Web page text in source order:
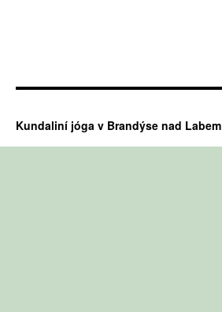
Kundaliní jóga v Brandýse nad Labem